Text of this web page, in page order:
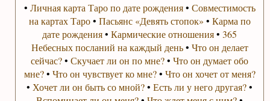
• Личная карта Таро по дате рождения• Совместимость
на картах Таро• Пасьянс «Девять стопок» • Карма по
дате рождения•Кармические отношения•365
Небесных посланий на каждый день• Что он делает
сейчас?•Скучает ли он по мне?•Что он думает обо
мне?• Что он чувствует ко мне?• Что он хочет от меня?
• Хочет ли он быть со мной?•Есть ли у него другая?•